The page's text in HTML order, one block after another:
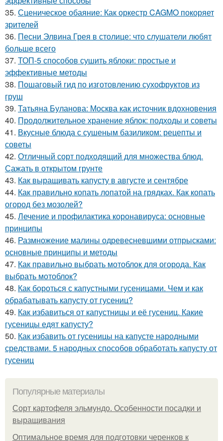
35. Сценическое обаяние: Как оркестр CAGMO покоряет
зрителей
36. Песни Элвина Грея в столице: что слушатели любят
больше всего
37. ТОП-5 способов сушить яблоки: простые и
эффективные методы
38. Пошаговый гид по изготовлению сухофруктов из
груш
39. Татьяна Буланова: Москва как источник вдохновения
40. Продолжительное хранение яблок: подходы и советы
41. Вкусные блюда с сушеным базиликом: рецепты и
советы
42. Отличный сорт подходящий для множества блюд.
Сажать в открытом грунте
43. Как выращивать капусту в августе и сентябре
44. Как правильно копать лопатой на грядках. Как копать
огород без мозолей?
45. Лечение и профилактика коронавируса: основные
принципы
46. Размножение малины одревесневшими отпрысками:
основные принципы и методы
47. Как правильно выбрать мотоблок для огорода. Как
выбрать мотоблок?
48. Как бороться с капустными гусеницами. Чем и как
обрабатывать капусту от гусениц?
49. Как избавиться от капустницы и её гусениц. Какие
гусеницы едят капусту?
50. Как избавить от гусеницы на капусте народными
средствами. 5 народных способов обработать капусту от
гусениц
Популярные материалы
Сорт картофеля эльмундо. Особенности посадки и
выращивания
Оптимальное время для подготовки черенков к